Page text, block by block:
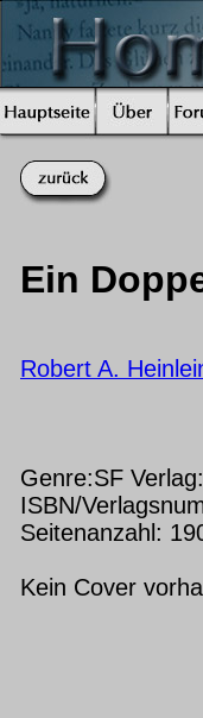
Ein
Robert A.
Genre:SF
ISBN/
Seitenanzahl:
Kein Cover